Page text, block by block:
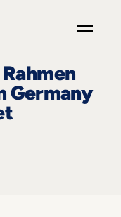
Germany